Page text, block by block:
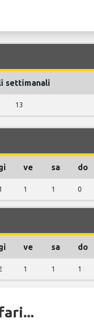
settimanali
13
ve sa do
1 1 0
ve sa do
1 1 1